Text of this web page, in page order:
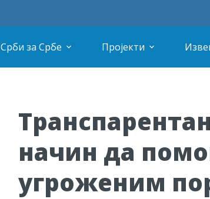
Срби за Србе Пројекти
начин да
угроженим